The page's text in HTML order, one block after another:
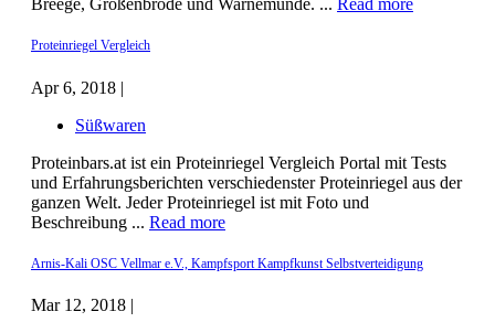
Breege, Großenbrode und Warnemünde. ... Read more
Proteinriegel Vergleich
Apr 6, 2018 |
Süßwaren
Proteinbars.at ist ein Proteinriegel Vergleich Portal mit Tests
und Erfahrungsberichten verschiedenster Proteinriegel aus der
ganzen Welt. Jeder Proteinriegel ist mit Foto und
Beschreibung ... Read more
Arnis-Kali OSC Vellmar e.V., Kampfsport Kampfkunst Selbstverteidigung
Mar 12, 2018 |